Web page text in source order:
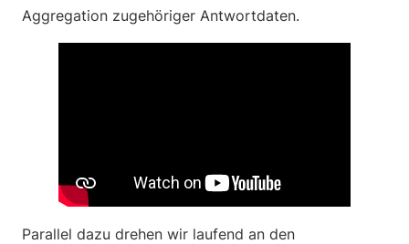
Aggregation zugehöriger Antwortdaten.
Parallel dazu drehen wir laufend an den